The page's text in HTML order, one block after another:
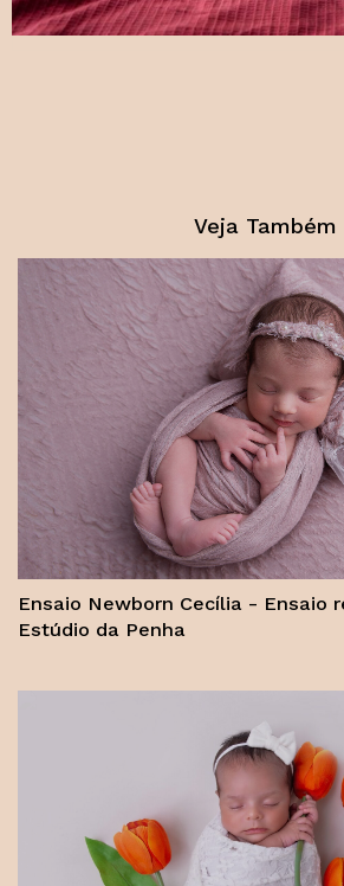
Veja Também
Ensaio Newborn Cecília - Ensaio
Estúdio da Penha